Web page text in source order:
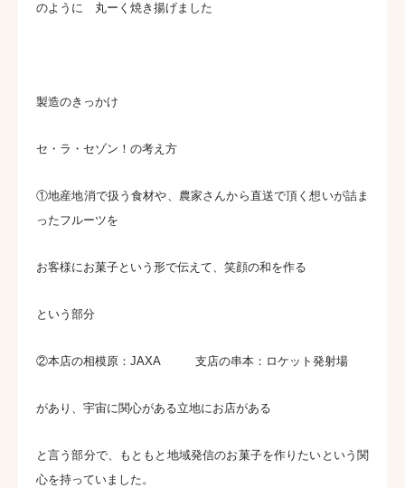
のように 丸ーく焼き揚げました
製造のきっかけ
セ・ラ・セゾン！の考え方
①地産地消で扱う食材や、農家さんから直送で頂く想いが詰ま
ったフルーツを
お客様にお菓子という形で伝えて、笑顔の和を作る
という部分
②本店の相模原：JAXA 支店の串本：ロケット発射場
があり、宇宙に関心がある立地にお店がある
と言う部分で、もともと地域発信のお菓子を作りたいという関
心を持っていました。